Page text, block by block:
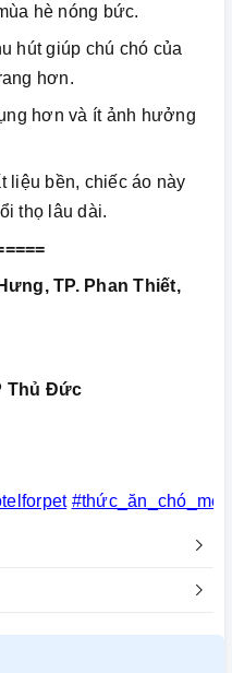
hè nóng bức.
hút giúp chú chó của
hơn.
hơn và ít ảnh hưởng
liệu bền, chiếc áo này
thọ lâu dài.
TP. Phan Thiết,
Thủ Đức
#thức_ăn_chó_mèo